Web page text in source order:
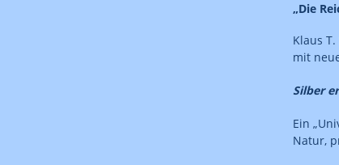
„Die
Klaus
mit
Silber
Ein
Natur,